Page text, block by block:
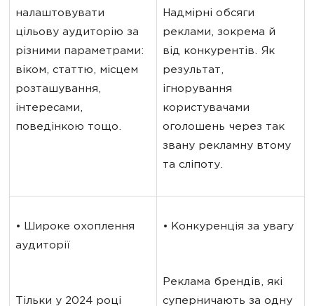
налаштовувати
цільову аудиторію за
різними параметрами:
віком, статтю, місцем
розташування,
інтересами,
поведінкою тощо.
Надмірні обсяги
реклами, зокрема й
від конкурентів. Як
результат,
ігнорування
користувачами
оголошень через так
звану рекламну втому
та сліпоту.
• Широке охоплення
аудиторії
Тільки у 2024 році
• Конкуренція за увагу
Реклама брендів, які
суперничають за одну